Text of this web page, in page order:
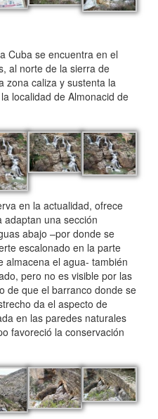
Cuba se encuentra en el
al norte de la sierra de
zona caliza y sustenta la
localidad de Almonacid de
en la actualidad, ofrece
adaptan una sección
abajo –por donde se
escalonado en la parte
almacena el agua- también
pero no es visible por las
de que el barranco donde se
da el aspecto de
en las paredes naturales
favoreció la conservación